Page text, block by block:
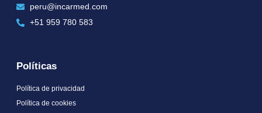
peru@incarmed.com
+51 959 780 583
Políticas
Política de privacidad
Política de cookies